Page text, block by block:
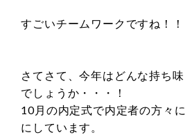
すごいチームワークですね！！
さてさて、今年はどんな持ち
でしょうか・・・！
10月の内定式で内定者の方々
にしています。